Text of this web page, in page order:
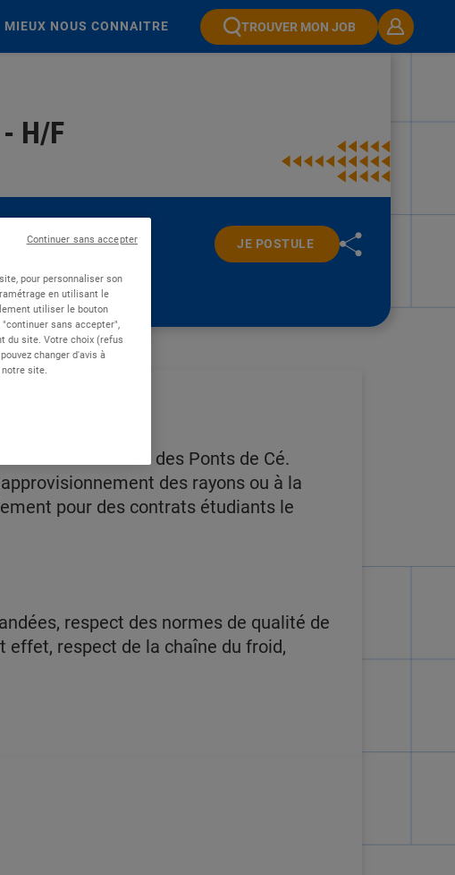
MIEUX NOUS CONNAITRE TROUVER MON JOB
- H/F
JE POSTULE
à livrer sur le site des Ponts de Cé.
des rayons ou à la
pour des contrats étudiants le
respect des normes de qualité de
effet, respect de la chaîne du froid,
pour personnaliser son
en utilisant le
utiliser le bouton
sans accepter",
du site. Votre choix (refus
changer d'avis à
site.
Continuer sans accepter